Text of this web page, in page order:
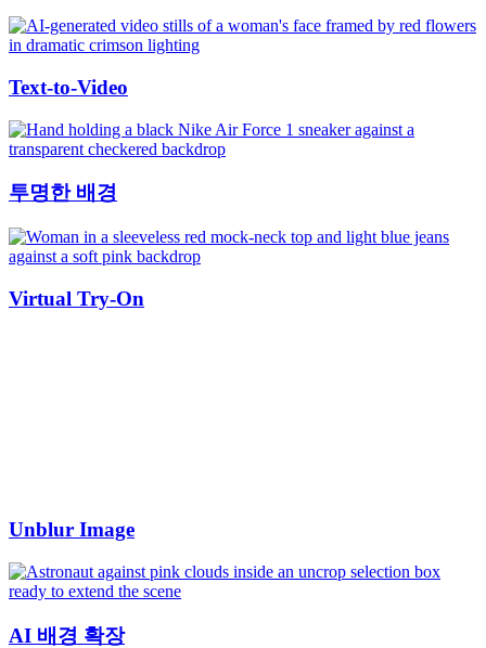
Text-to-Video
투명한 배경
Virtual Try-On
Unblur Image
AI 배경 확장